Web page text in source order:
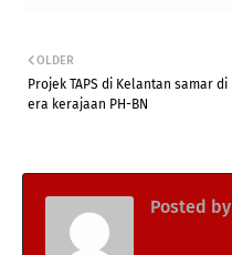
OLDER
Projek TAPS di Kelantan samar di
era kerajaan PH-BN
Posted by